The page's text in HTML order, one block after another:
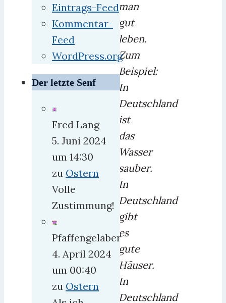
man
gut
leben.
Zum
Beispiel:
In
Deutschland
ist
das
Wasser
sauber.
In
Deutschland
gibt
es
gute
Häuser.
In
Deutschland
Eintrags-Feed
Kommentar-
Feed
WordPress.org
Der letzte Senf
Fred Lang
5. Juni 2024
um 14:30
zu Ostern
Volle
Zustimmung!
Pfaffengelaber
4. April 2024
um 00:40
zu Ostern